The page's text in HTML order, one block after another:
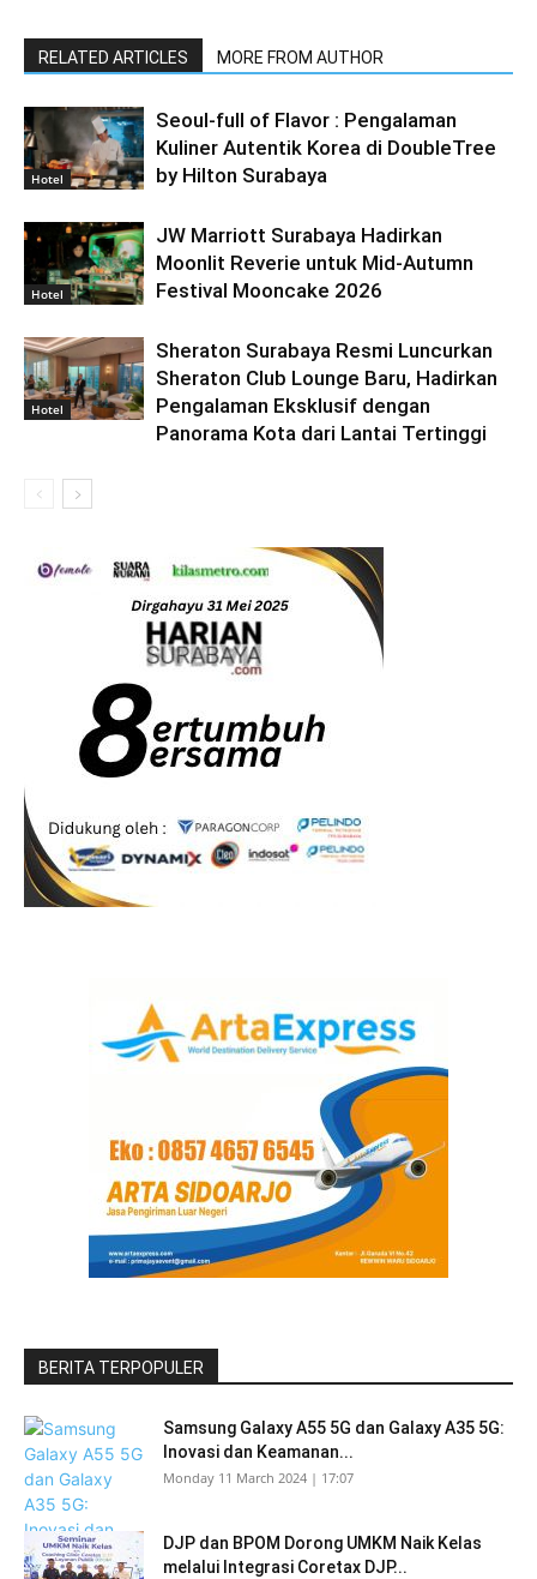
RELATED ARTICLES MORE FROM AUTHOR
Hotel
Seoul-full of Flavor : Pengalaman
Kuliner Autentik Korea di DoubleTree
by Hilton Surabaya
Hotel
JW Marriott Surabaya Hadirkan
Moonlit Reverie untuk Mid-Autumn
Festival Mooncake 2026
Hotel
Sheraton Surabaya Resmi Luncurkan
Sheraton Club Lounge Baru, Hadirkan
Pengalaman Eksklusif dengan
Panorama Kota dari Lantai Tertinggi
BERITA TERPOPULER
Samsung Galaxy A55 5G dan Galaxy A35 5G:
Inovasi dan Keamanan...
Monday 11 March 2024 | 17:07
DJP dan BPOM Dorong UMKM Naik Kelas
melalui Integrasi Coretax DJP...